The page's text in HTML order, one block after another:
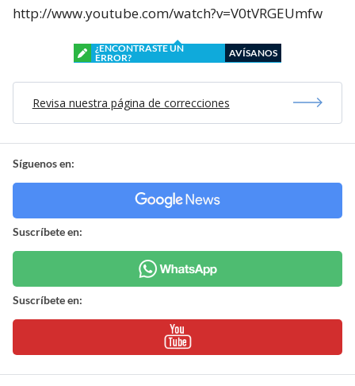
http://www.youtube.com/watch?v=V0tVRGEUmfw
¿ENCONTRASTE UN
ERROR?
AVÍSANOS
Revisa nuestra página de correcciones
Síguenos en:
Suscríbete en:
Suscríbete en: